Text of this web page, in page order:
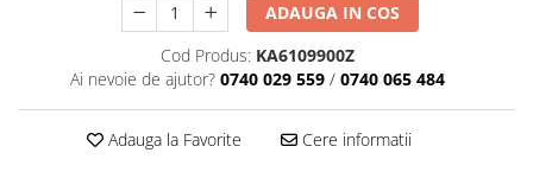
ADAUGA IN COS
Cod Produs: KA6109900Z
Ai nevoie de ajutor? 0740 029 559 / 0740 065 484
Adauga la Favorite Cere informatii